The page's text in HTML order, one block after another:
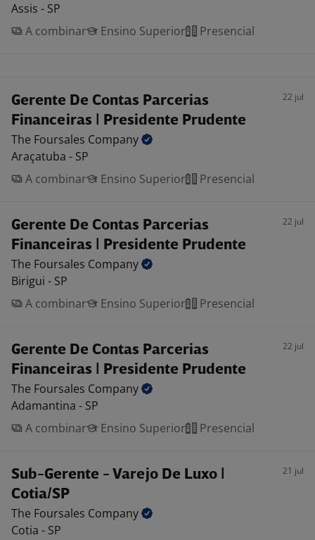
Assis - SP
A combinar
Ensino Superior Presencial
Gerente De Contas Parcerias
Financeiras | Presidente Prudente
22 jul
The Foursales Company
Araçatuba - SP
A combinar
Ensino Superior Presencial
Gerente De Contas Parcerias
Financeiras | Presidente Prudente
22 jul
The Foursales Company
Birigui - SP
A combinar
Ensino Superior Presencial
Gerente De Contas Parcerias
Financeiras | Presidente Prudente
22 jul
The Foursales Company
Adamantina - SP
A combinar
Ensino Superior Presencial
Sub-Gerente - Varejo De Luxo |
Cotia/SP
21 jul
The Foursales Company
Cotia - SP